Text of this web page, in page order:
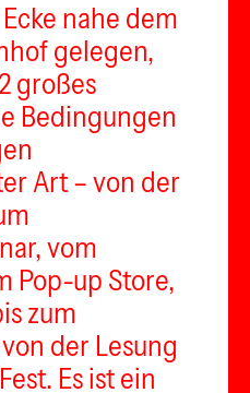
nahe dem
gelegen,
großes
Bedingungen
Art – von der
vom
Pop-up Store,
zum
der Lesung
Es ist ein